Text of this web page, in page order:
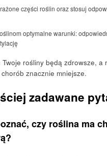
części roślin oraz stosuj
optymalne warunki:
Twoje rośliny będą zdrowsze, a
znacznie mniejsze.
zadawane
czy roślina ma